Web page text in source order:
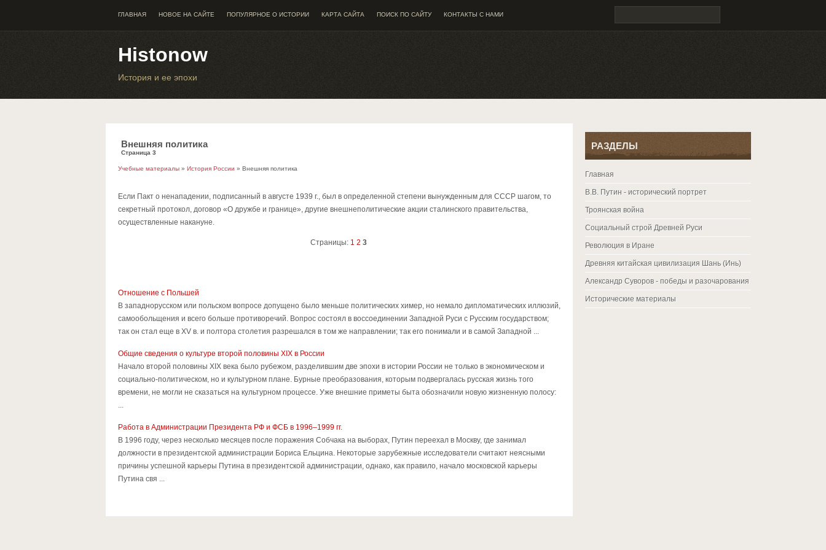
ГЛАВНАЯ НОВОЕ НА САЙТЕ ПОПУЛЯРНОЕ О ИСТОРИИ КАРТА САЙТА ПОИСК ПО САЙТУ КОНТАКТЫ С НАМИ
Histonow
История и ее эпохи
Внешняя политика
Страница 3
Учебные материалы » История России » Внешняя политика
Если Пакт о ненападении, подписанный в августе 1939 г., был в определенной степени вынужденным для СССР шагом, то
секретный протокол, договор «О дружбе и границе», другие внешнеполитические акции сталинского правительства,
осуществленные накануне.
Страницы: 1 2 3
Отношение с Польшей
В западнорусском или польском вопросе допущено было меньше политических химер, но немало дипломатических иллюзий,
самообольщения и всего больше противоречий. Вопрос состоял в воссоединении Западной Руси с Русским государством;
так он стал еще в ХV в. и полтора столетия разрешался в том же направлении; так его понимали и в самой Западной ...
Общие сведения о культуре второй половины XIX в России
Начало второй половины XIX века было рубежом, разделившим две эпохи в истории России не только в экономическом и
социально-политическом, но и культурном плане. Бурные преобразования, которым подвергалась русская жизнь того
времени, не могли не сказаться на культурном процессе. Уже внешние приметы быта обозначили новую жизненную полосу:
...
Работа в Администрации Президента РФ и ФСБ в 1996–1999 гг.
В 1996 году, через несколько месяцев после поражения Собчака на выборах, Путин переехал в Москву, где занимал
должности в президентской администрации Бориса Ельцина. Некоторые зарубежные исследователи считают неясными
причины успешной карьеры Путина в президентской администрации, однако, как правило, начало московской карьеры
Путина свя ...
РАЗДЕЛЫ
Главная
В.В. Путин - исторический портрет
Троянская война
Социальный строй Древней Руси
Революция в Иране
Древняя китайская цивилизация Шань (Инь)
Александр Суворов - победы и разочарования
Исторические материалы